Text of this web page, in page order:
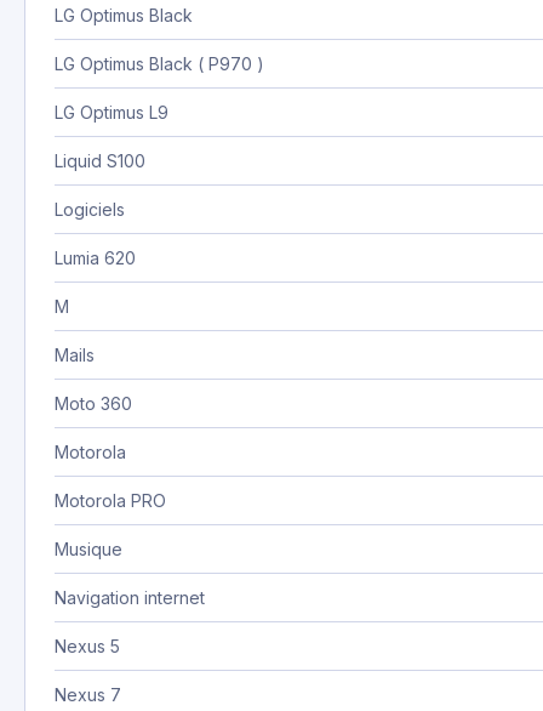
LG Optimus Black
LG Optimus Black ( P970 )
LG Optimus L9
Liquid S100
Logiciels
Lumia 620
M
Mails
Moto 360
Motorola
Motorola PRO
Musique
Navigation internet
Nexus 5
Nexus 7